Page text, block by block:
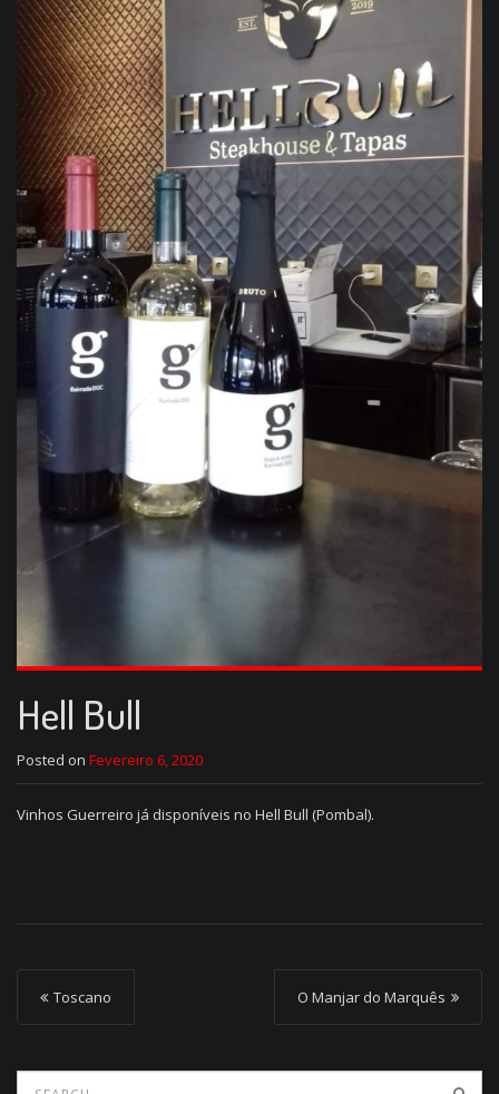
Hell Bull
Posted on Fevereiro 6, 2020
Vinhos Guerreiro já disponíveis no Hell Bull (Pombal).
P
o
s
Toscano O Manjar do Marquês